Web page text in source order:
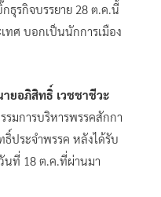
ธุรกิจบรรยาย 28 ต.ค.นี้
ศ บอกเป็นนักการเมือง
ายอภิสิทธิ์ เวชชาชีวะ
รมการบริหารพรรคสักกา
ประจำพรรค หลังได้รับ
นที่ 18 ต.ค.ที่ผ่านมา